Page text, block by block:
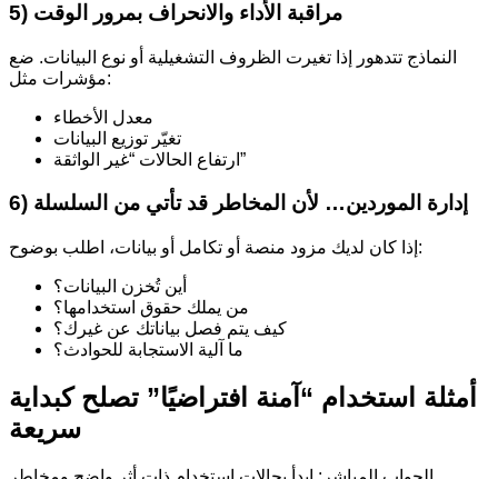
5) مراقبة الأداء والانحراف بمرور الوقت
النماذج تتدهور إذا تغيرت الظروف التشغيلية أو نوع البيانات. ضع
مؤشرات مثل:
معدل الأخطاء
تغيّر توزيع البيانات
ارتفاع الحالات “غير الواثقة”
6) إدارة الموردين… لأن المخاطر قد تأتي من السلسلة
إذا كان لديك مزود منصة أو تكامل أو بيانات، اطلب بوضوح:
أين تُخزن البيانات؟
من يملك حقوق استخدامها؟
كيف يتم فصل بياناتك عن غيرك؟
ما آلية الاستجابة للحوادث؟
أمثلة استخدام “آمنة افتراضيًا” تصلح كبداية
سريعة